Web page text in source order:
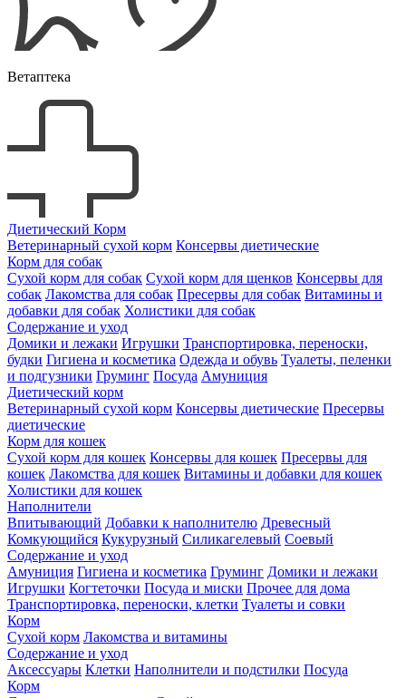
Ветаптека
Диетический Корм
Ветеринарный сухой корм Консервы диетические
Корм для собак
Сухой корм для собак Сухой корм для щенков Консервы для
собак Лакомства для собак Пресервы для собак Витамины и
добавки для собак Холистики для собак
Содержание и уход
Домики и лежаки Игрушки Транспортировка, переноски,
будки Гигиена и косметика Одежда и обувь Туалеты, пеленки
и подгузники Груминг Посуда Амуниция
Диетический корм
Ветеринарный сухой корм Консервы диетические Пресервы
диетические
Корм для кошек
Сухой корм для кошек Консервы для кошек Пресервы для
кошек Лакомства для кошек Витамины и добавки для кошек
Холистики для кошек
Наполнители
Впитывающий Добавки к наполнителю Древесный
Комкующийся Кукурузный Силикагелевый Соевый
Содержание и уход
Амуниция Гигиена и косметика Груминг Домики и лежаки
Игрушки Когтеточки Посуда и миски Прочее для дома
Транспортировка, переноски, клетки Туалеты и совки
Корм
Сухой корм Лакомства и витамины
Содержание и уход
Аксессуары Клетки Наполнители и подстилки Посуда
Корм